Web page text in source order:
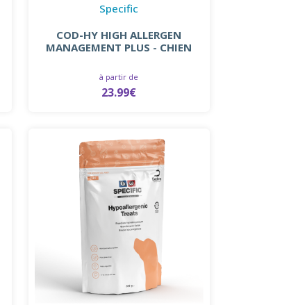
Specific
COD-HY HIGH ALLERGEN
MANAGEMENT PLUS - CHIEN
à partir de
23.99€